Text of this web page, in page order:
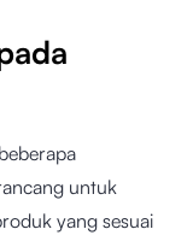
untuk
yang sesuai